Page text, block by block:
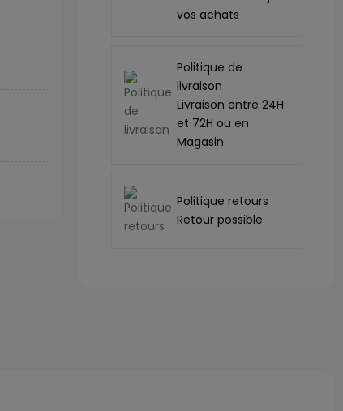
vos achats
Politique de
livraison
Livraison entre 24H
et 72H ou en
Magasin
Politique retours
Retour possible